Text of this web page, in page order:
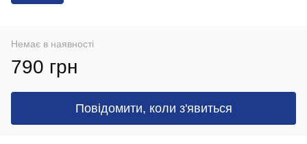
Немає в наявності
790 грн
Повідомити, коли з'явиться